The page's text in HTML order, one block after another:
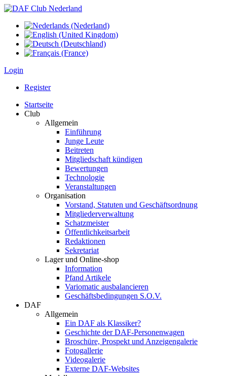
Login
Register
Startseite
Club
Allgemein
Einführung
Junge Leute
Beitreten
Mitgliedschaft kündigen
Bewertungen
Technologie
Veranstaltungen
Organisation
Vorstand, Statuten und Geschäftsordnung
Mitgliederverwaltung
Schatzmeister
Öffentlichkeitsarbeit
Redaktionen
Sekretariat
Lager und Online-shop
Information
Pfand Artikele
Variomatic ausbalancieren
Geschäftsbedingungen S.O.V.
DAF
Allgemein
Ein DAF als Klassiker?
Geschichte der DAF-Personenwagen
Broschüre, Prospekt und Anzeigengalerie
Fotogallerie
Videogalerie
Externe DAF-Websites